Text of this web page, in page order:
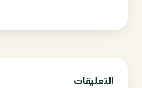
التعليقات